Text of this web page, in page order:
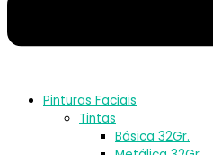
Pinturas Faciais
Tintas
Básica 32Gr.